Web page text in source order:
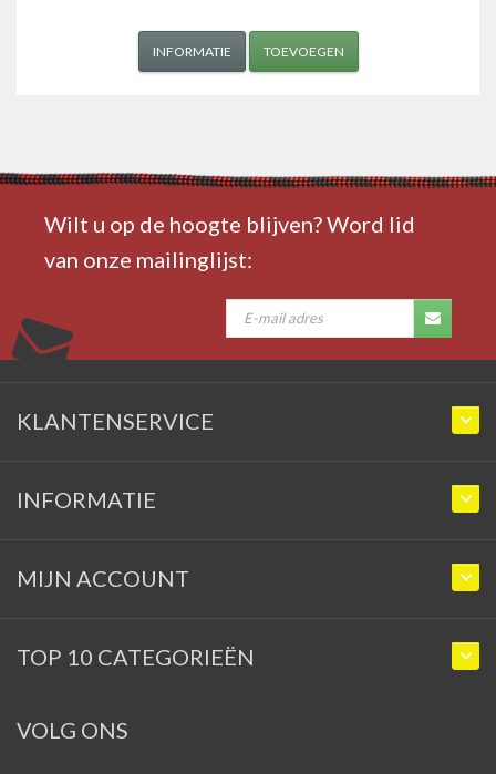
INFORMATIE TOEVOEGEN
Wilt u op de hoogte blijven? Word lid
van onze mailinglijst:
KLANTENSERVICE
INFORMATIE
MIJN ACCOUNT
TOP 10 CATEGORIEËN
VOLG ONS